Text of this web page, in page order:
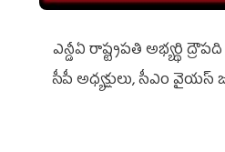
ఎన్డీఏ రాష్ట్ర‌ప‌తి అభ్య‌ర్థి
సీపీ అధ్య‌క్షులు, సీఎం వైయ‌స్